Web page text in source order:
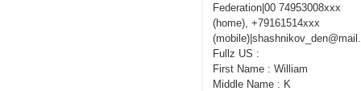
Federation|00 74953008xxx
(home), +79161514xxx
Fullz US :
First Name : William
Middle Name : K